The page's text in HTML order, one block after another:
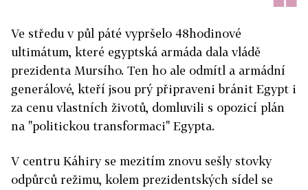
Ve středu v půl páté vypršelo 48hodinové
ultimátum, které egyptská armáda dala vládě
prezidenta Mursího. Ten ho ale odmítl a armádní
generálové, kteří jsou prý připraveni bránit Egypt i
za cenu vlastních životů, domluvili s opozicí plán
na "politickou transformaci" Egypta.
V centru Káhiry se mezitím znovu sešly stovky
odpůrců režimu, kolem prezidentských sídel se